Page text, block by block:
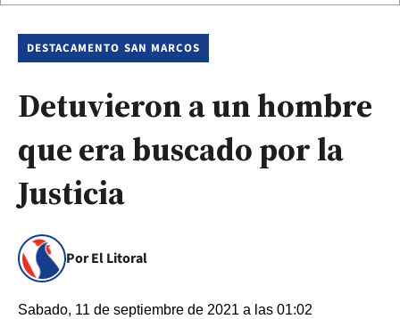
DESTACAMENTO SAN MARCOS
Detuvieron a un hombre
que era buscado por la
Justicia
Por El Litoral
Sabado, 11 de septiembre de 2021 a las 01:02